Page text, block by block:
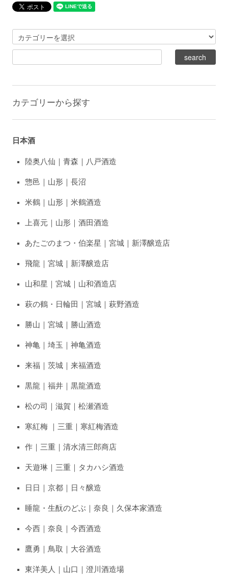
カテゴリーから探す
日本酒
陸奥八仙｜青森｜八戸酒造
惣邑｜山形｜長沼
米鶴｜山形｜米鶴酒造
上喜元｜山形｜酒田酒造
あたごのまつ・伯楽星｜宮城｜新澤醸造店
飛龍｜宮城｜新澤醸造店
山和星｜宮城｜山和酒造店
萩の鶴・日輪田｜宮城｜萩野酒造
勝山｜宮城｜勝山酒造
神亀｜埼玉｜神亀酒造
来福｜茨城｜来福酒造
黒龍｜福井｜黒龍酒造
松の司｜滋賀｜松瀬酒造
寒紅梅 ｜三重｜寒紅梅酒造
作｜三重｜清水清三郎商店
天遊琳｜三重｜タカハシ酒造
日日｜京都｜日々醸造
睡龍・生酛のどぶ｜奈良｜久保本家酒造
今西｜奈良｜今西酒造
鷹勇｜鳥取｜大谷酒造
東洋美人｜山口｜澄川酒造場